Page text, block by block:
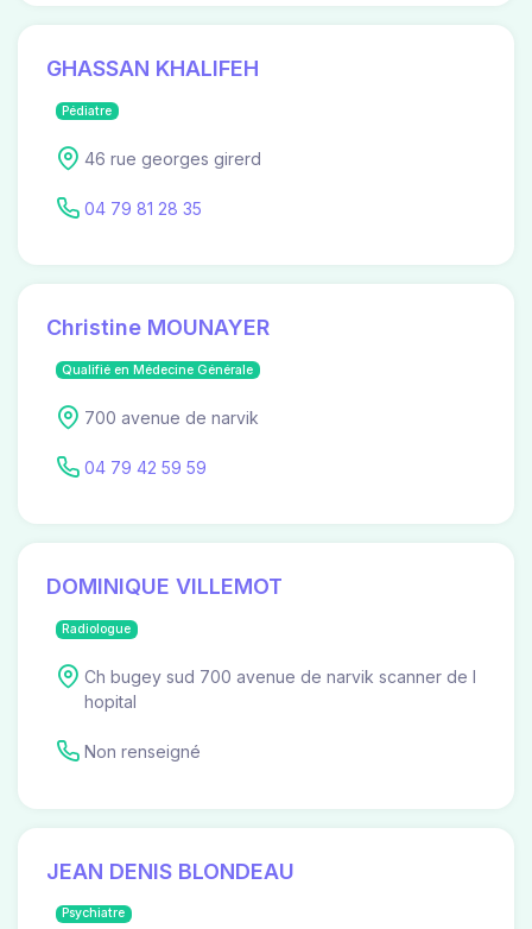
GHASSAN KHALIFEH
Pédiatre
46 rue georges girerd
04 79 81 28 35
Christine MOUNAYER
Qualifié en Médecine Générale
700 avenue de narvik
04 79 42 59 59
DOMINIQUE VILLEMOT
Radiologue
Ch bugey sud 700 avenue de narvik scanner de l
hopital
Non renseigné
JEAN DENIS BLONDEAU
Psychiatre